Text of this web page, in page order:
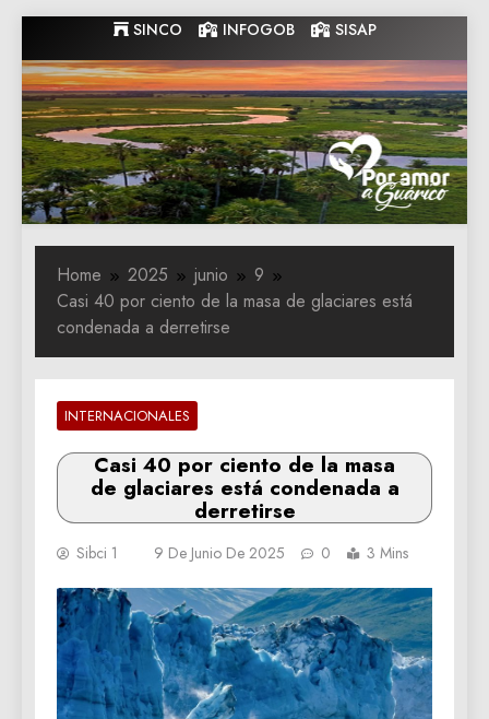
to
content
SINCO INFOGOB SISAP
Gobernacion
de Guarico
Gobernacion de Guarico
Home 2025 junio
9
Casi 40 por ciento de la masa de glaciares está
condenada a derretirse
INTERNACIONALES
Casi 40 por ciento de la masa
de glaciares está condenada a
derretirse
Sibci 1 9 De Junio De 2025 0 3 Mins